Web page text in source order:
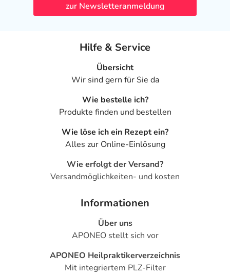
zur Newsletteranmeldung
Hilfe & Service
Übersicht
Wir sind gern für Sie da
Wie bestelle ich?
Produkte finden und bestellen
Wie löse ich ein Rezept ein?
Alles zur Online-Einlösung
Wie erfolgt der Versand?
Versandmöglichkeiten- und kosten
Informationen
Über uns
APONEO stellt sich vor
APONEO Heilpraktikerverzeichnis
Mit integriertem PLZ-Filter